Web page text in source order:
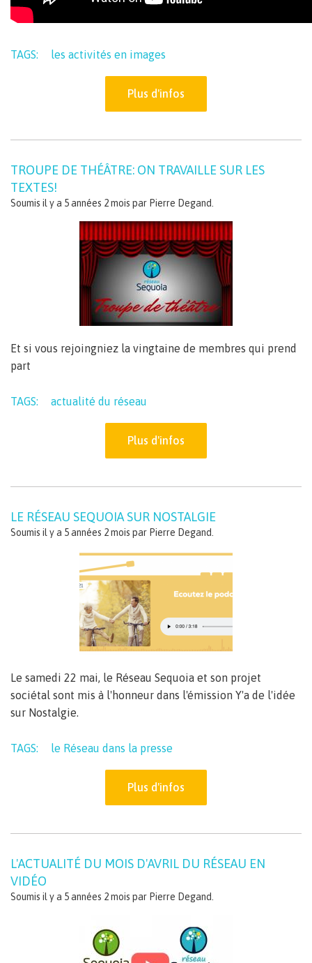
TAGS: les activités en images
Plus d'infos
TROUPE DE THÉÂTRE: ON TRAVAILLE SUR LES
TEXTES!
Soumis il y a 5 années 2 mois par Pierre Degand
Et si vous rejoingniez la vingtaine de membres qui prend
part
TAGS: actualité du réseau
Plus d'infos
LE RÉSEAU SEQUOIA SUR NOSTALGIE
Soumis il y a 5 années 2 mois par Pierre Degand
Le samedi 22 mai, le Réseau Sequoia et son projet
sociétal sont mis à l'honneur dans l'émission Y'a de l'idée
sur Nostalgie.
TAGS: le Réseau dans la presse
Plus d'infos
L'ACTUALITÉ DU MOIS D'AVRIL DU RÉSEAU EN
VIDÉO
Soumis il y a 5 années 2 mois par Pierre Degand